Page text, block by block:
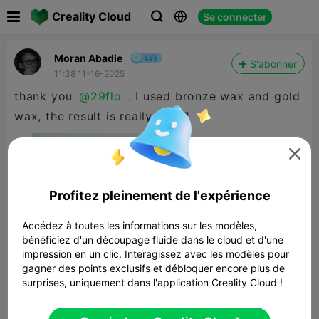
Creality Cloud   Se connecter
Moran Abadie
11:38 11-16-2025
S'abonner
thank you @29flo . I used bronze wax and gold
wax, the result is really nice!"

Profitez pleinement de l'expérience
Accédez à toutes les informations sur les modèles,
bénéficiez d'un découpage fluide dans le cloud et d'une
impression en un clic. Interagissez avec les modèles pour
gagner des points exclusifs et débloquer encore plus de
surprises, uniquement dans l'application Creality Cloud !